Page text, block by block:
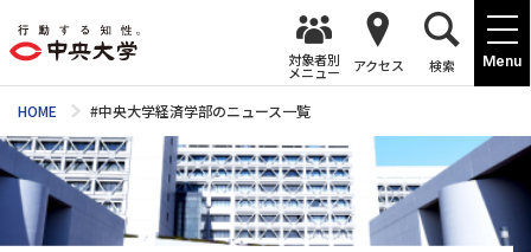
Menu
対象者別
メニュー アクセス 検索
HOME #中央大学経済学部のニュース一覧